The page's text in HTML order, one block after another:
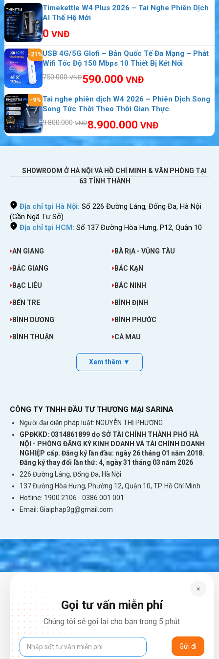
Sahaha cung cấp hai nhóm gói data để khách hàng lựa chọn theo
nhu cầu sử dụng.
Gói cơ bản – 1GB tốc độ cao mỗi ngày
hết dung lượng tốc độ cao trong ngày, thiết bị vẫn tiếp tục truy cập
Internet ở tốc độ thường theo chính sách của gói.
Tra cứu Google Maps và thông tin du lịch.
Gửi, nhận email.
Hướng Dẫn Sử Dụng Phần Mềm Dịch Tiếng
Anh Bằng Camera Hiệu Quả
Đặt xe, đặt phòng và kiểm tra vé.
Đăng ảnh lên mạng xã hội ở mức vừa phải.
Đọc báo và truy cập website.
Liên lạc cơ bản trong chuyến đi.
Dung lượng tốc độ cao được làm mới theo ngày tại quốc gia sử
dụng. Thời gian tính ngày và thời điểm làm mới data cần được xác
nhận trên hợp đồng hoặc phiếu thuê trước khi khởi hành.
Gói cao cấp – Data tốc độ cao không giới hạn
Gói có thể đáp ứng các hoạt động như:
Gọi video trong thời gian dài.
Họp trực tuyến.
Livestream hành trình.
Đăng nhiều ảnh và video.
Xem nội dung trực tuyến.
Làm việc từ xa trên laptop.
Chia sẻ kết nối cho nhóm bạn hoặc gia đình.
Timekettle W4 Plus 2026 – Tai Nghe Phiên Dịch
AI Thế Hệ Mới
0 VNĐ
-21%USB 4G/5G Glofi – Bản Quốc Tế Đa Mạng – Phát
Wifi Tốc Độ 150 Mbps 10 Thiết Bị Kết Nối
750.000VNĐ590.000 VNĐ
-9% Tai nghe phiên dịch W4 2026 – Phiên Dịch Song
Song Tức Thời Theo Thời Gian Thực
9.800.000VNĐ8.900.000 VNĐ
SHOWROOM Ở HÀ NỘI VÀ HỒ CHÍ MINH & VĂN PHÒNG TẠI
63 TỈNH THÀNH
Địa chỉ tại Hà Nội: Số 226 Đường Láng, Đống Đa, Hà Nội
(Gần Ngã Tư Sở)
Địa chỉ tại HCM: Số 137 Đường Hòa Hưng, P12, Quận 10
AN GIANG BÀ RỊA - VŨNG TÀU
BẮC GIANG BẮC KẠN
BẠC LIÊU BẮC NINH
BẾN TRE BÌNH ĐỊNH
BÌNH DƯƠNG BÌNH PHƯỚC
BÌNH THUẬN CÀ MAU
Xem thêm ▼
CÔNG TY TNHH ĐẦU TƯ THƯƠNG MẠI SARINA
Người đại diện pháp luật: NGUYỄN THỊ PHƯƠNG
GPĐKKD: 0314861899 do SỞ TÀI CHÍNH THÀNH PHỐ HÀ
NỘI - PHÒNG ĐĂNG KÝ KINH DOANH VÀ TÀI CHÍNH DOANH
NGHIỆP cấp. Đăng ký lần đầu: ngày 26 tháng 01 năm 2018.
Đăng ký thay đổi lần thứ: 4, ngày 31 tháng 03 năm 2026
226 Đường Láng, Đống Đa, Hà Nội
137 Đường Hòa Hưng, Phường 12, Quận 10, TP. Hồ Chí Minh
Hotline: 1900 2106 - 0386 001 001
Email: Giaiphap3g@gmail.com
×
Gọi tư vấn miễn phí
Chúng tôi sẽ gọi lại cho bạn trong 5 phút